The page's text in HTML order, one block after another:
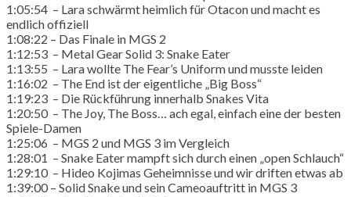
1:05:54 – Lara schwärmt heimlich für Otacon und macht es
endlich offiziell
1:08:22 – Das Finale in MGS 2
1:12:53 – Metal Gear Solid 3: Snake Eater
1:13:55 – Lara wollte The Fear’s Uniform und musste leiden
1:16:02 – The End ist der eigentliche „Big Boss“
1:19:23 – Die Rückführung innerhalb Snakes Vita
1:20:50 – The Joy, The Boss… ach egal, einfach eine der besten
Spiele-Damen
1:25:06 – MGS 2 und MGS 3 im Vergleich
1:28:01 – Snake Eater mampft sich durch einen „open Schlauch“
1:29:10 – Hideo Kojimas Geheimnisse und wir driften etwas ab
1:39:00 – Solid Snake und sein Cameoauftritt in MGS 3